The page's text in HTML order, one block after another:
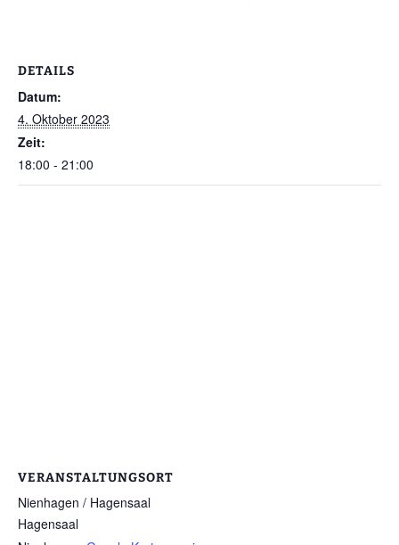
DETAILS
Datum:
4. Oktober 2023
Zeit:
18:00 - 21:00
VERANSTALTUNGSORT
Nienhagen / Hagensaal
Hagensaal